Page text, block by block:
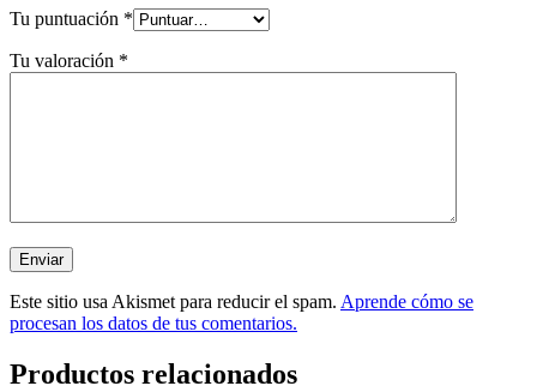
Tu puntuación *
Tu valoración *
Este sitio usa Akismet para reducir el spam. Aprende cómo se
procesan los datos de tus comentarios.
Productos relacionados